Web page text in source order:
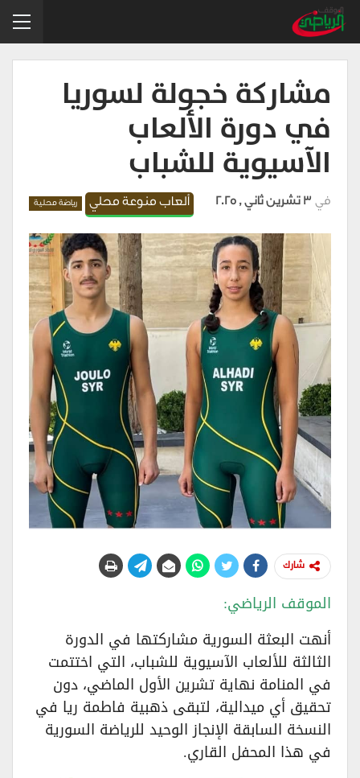
مشاركة خجولة لسوريا
في دورة الألعاب
الآسيوية للشباب
ألعاب منوعة محلي رياضة محلية في 3 تشرين ثاني , 2025
شارك
الموقف الرياضي:
أنهت البعثة السورية مشاركتها في الدورة
الثالثة للألعاب الآسيوية للشباب، التي اختتمت
في المنامة نهاية تشرين الأول الماضي، دون
تحقيق أي ميدالية، لتبقى ذهبية فاطمة ريا في
النسخة السابقة الإنجاز الوحيد للرياضة السورية
في هذا المحفل القاري.